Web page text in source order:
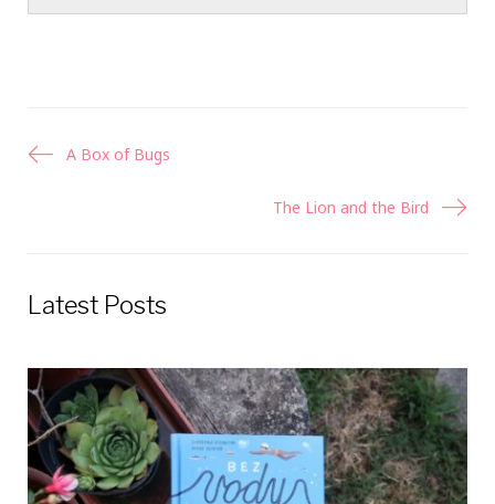
Navigácia
A Box of Bugs
The Lion and the Bird
Latest Posts